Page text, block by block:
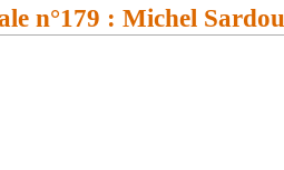
n°179 : Michel Sardou